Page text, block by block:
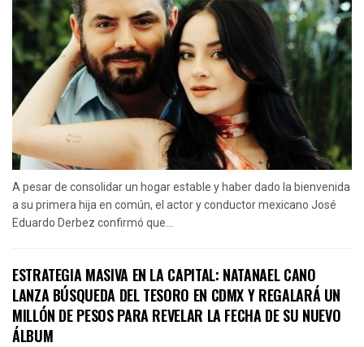
A pesar de consolidar un hogar estable y haber dado la bienvenida
a su primera hija en común, el actor y conductor mexicano José
Eduardo Derbez confirmó que...
ESTRATEGIA MASIVA EN LA CAPITAL: NATANAEL CANO
LANZA BÚSQUEDA DEL TESORO EN CDMX Y REGALARÁ UN
MILLÓN DE PESOS PARA REVELAR LA FECHA DE SU NUEVO
ÁLBUM